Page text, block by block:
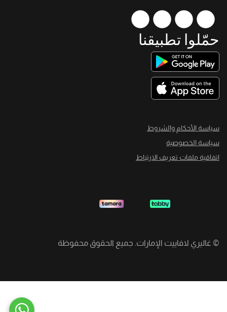
حمّلوا تطبيقنا
سياسة الأحكام والشروط
سياسة الخصوصية
اتفاقية ملفات تعريف الارتباط
© غاليري لافاييت الإمارات. جميع الحقوق محفوظة